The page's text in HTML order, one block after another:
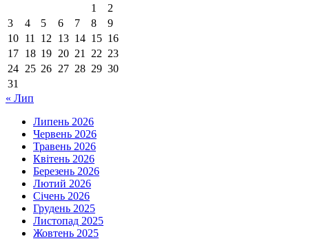
1
2
3
4 5 6 7 8
9
10 11 12 13 14 15 16
17 18 19 20 21 22 23
24 25 26 27 28 29 30
31
« Лип
Липень 2026
Червень 2026
Травень 2026
Квітень 2026
Березень 2026
Лютий 2026
Січень 2026
Грудень 2025
Листопад 2025
Жовтень 2025